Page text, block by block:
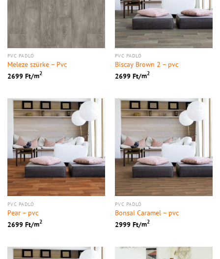
PVC PADLÓ
Meleze szürke – Pvc
2699 Ft/m2
PVC PADLÓ
Biscay Brown 2 – pvc
2699 Ft/m2
PVC PADLÓ
Pear – pvc
2699 Ft/m2
PVC PADLÓ
Bonsai Caramel – pvc
2999 Ft/m2